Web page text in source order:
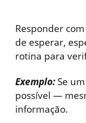
Responder
de esperar,
rotina para
Exemplo: Se
possível —
informação.